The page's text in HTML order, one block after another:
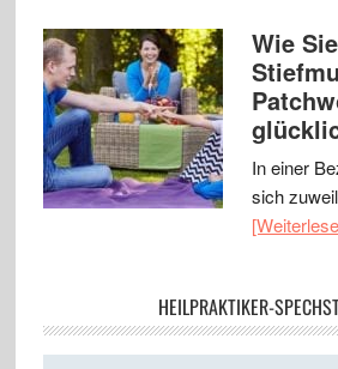
Wie
In einer
sich
HEILPRAKTIKER-